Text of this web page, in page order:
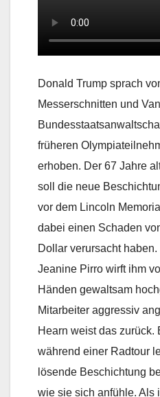
Donald Trump sprach
Messerschnitten und
früheren
erhoben. Der 67 Jahre
soll die neue
vor dem Lincoln
dabei einen Schaden
Dollar verursacht
Jeanine Pirro wirft ihm
Händen gewaltsam
Mitarbeiter aggressiv
Hearn weist das zurück.
während einer Radtour
lösende Beschichtung
wie sie sich anfühle. Als